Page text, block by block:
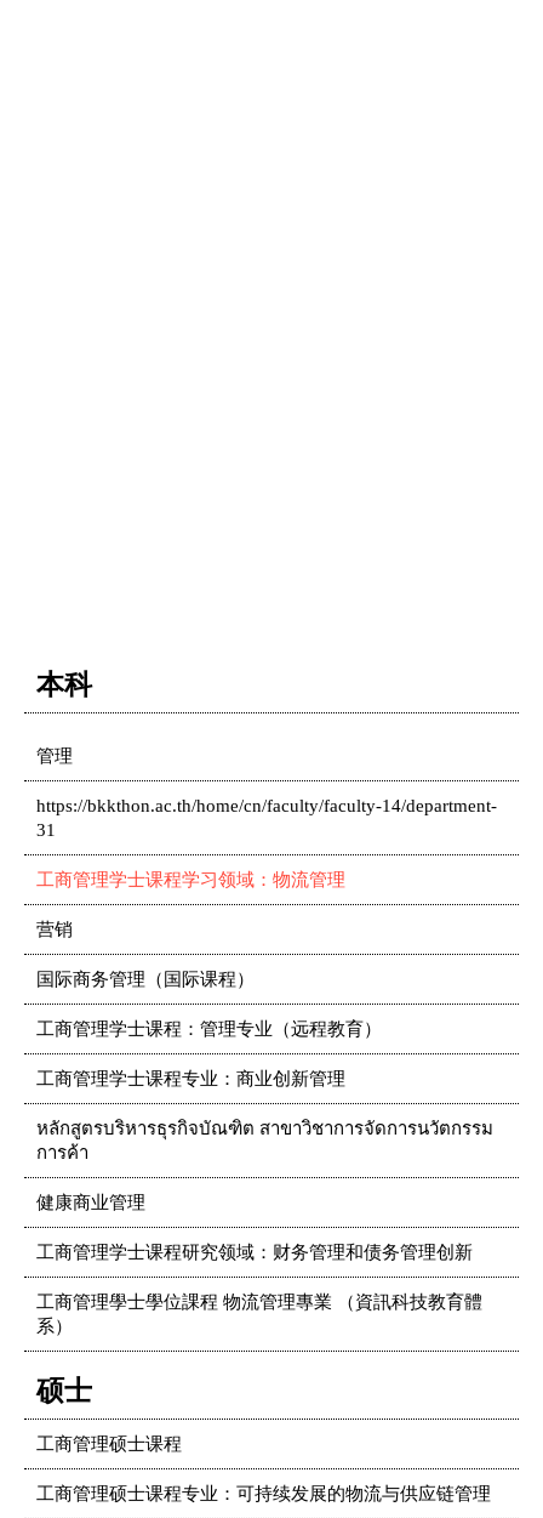
本科
管理
https://bkkthon.ac.th/home/cn/faculty/faculty-14/department-
31
工商管理学士课程学习领域：物流管理
营销
国际商务管理（国际课程）
工商管理学士课程：管理专业（远程教育）
工商管理学士课程专业：商业创新管理
หลักสูตรบริหารธุรกิจบัณฑิต สาขาวิชาการจัดการนวัตกรรม
การค้า
健康商业管理
工商管理学士课程研究领域：财务管理和债务管理创新
工商管理學士學位課程 物流管理專業 （資訊科技教育體
系）
硕士
工商管理硕士课程
工商管理硕士课程专业：可持续发展的物流与供应链管理